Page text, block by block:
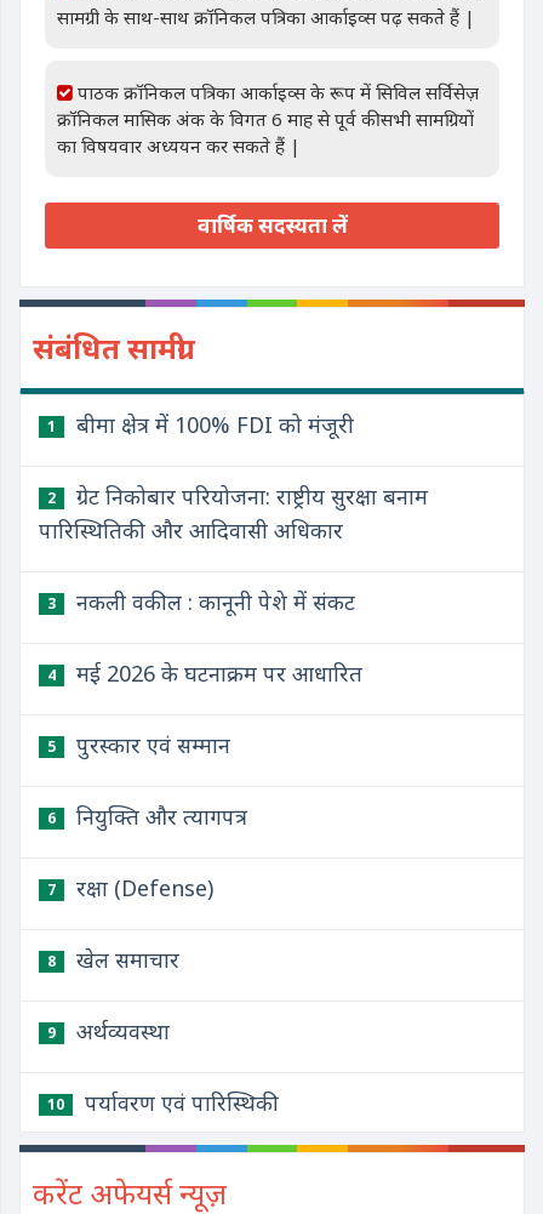
सामग्री के साथ-साथ क्रॉनिकल पत्रिका आर्काइव्स पढ़ सकते हैं |
पाठक क्रॉनिकल पत्रिका आर्काइव्स के रूप में सिविल सर्विसेज़
क्रॉनिकल मासिक अंक के विगत 6 माह से पूर्व की सभी सामग्रियों
का विषयवार अध्ययन कर सकते हैं |
वार्षिक सदस्यता लें
संबंधित सामग्री
1 बीमा क्षेत्र में 100% FDI को मंजूरी
2
ग्रेट निकोबार परियोजना: राष्ट्रीय सुरक्षा बनाम
पारिस्थितिकी और आदिवासी अधिकार
3 नकली वकील : कानूनी पेशे में संकट
4 मई 2026 के घटनाक्रम पर आधारित
5 पुरस्कार एवं सम्मान
6 नियुक्ति और त्यागपत्र
7 रक्षा (Defense)
8 खेल समाचार
9 अर्थव्यवस्था
10 पर्यावरण एवं पारिस्थिकी
करेंट अफेयर्स न्यूज़